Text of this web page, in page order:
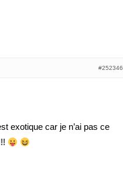
#252346
exotique car je n’ai pas ce